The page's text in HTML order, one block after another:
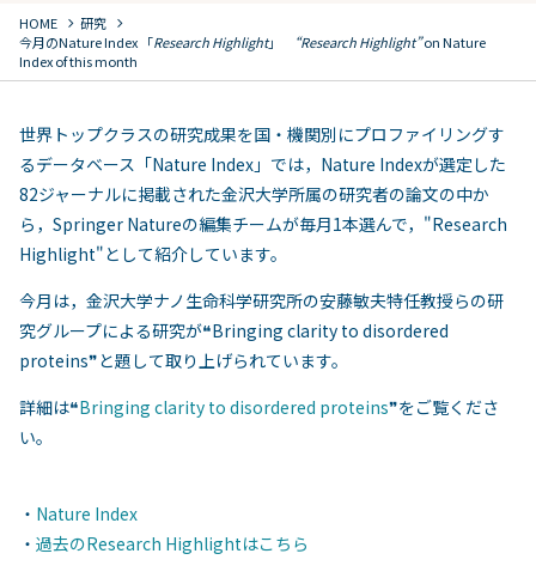
HOME chevron_right 研究 chevron_right
今月のNature Index 「Research Highlight」 “Research Highlight”on Nature
Index of this month
世界トップクラスの研究成果を国・機関別にプロファイリングす
るデータベース「Nature Index」では，Nature Indexが選定した
82ジャーナルに掲載された金沢大学所属の研究者の論文の中か
ら，Springer Natureの編集チームが毎月1本選んで，"Research
Highlight"として紹介しています。
今月は，金沢大学ナノ生命科学研究所の安藤敏夫特任教授らの研
究グループによる研究が❝Bringing clarity to disordered
proteins❞と題して取り上げられています。
詳細は❝Bringing clarity to disordered proteins❞をご覧くださ
い。
・ Nature Index
・ 過去のResearch Highlightはこちら